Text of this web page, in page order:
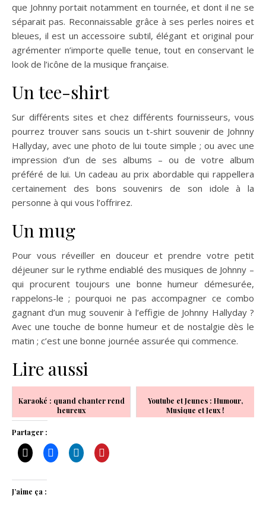
que Johnny portait notamment en tournée, et dont il ne se
séparait pas. Reconnaissable grâce à ses perles noires et
bleues, il est un accessoire subtil, élégant et original pour
agrémenter n’importe quelle tenue, tout en conservant le
look de l’icône de la musique française.
Un tee-shirt
Sur différents sites et chez différents fournisseurs, vous
pourrez trouver sans soucis un t-shirt souvenir de Johnny
Hallyday, avec une photo de lui toute simple ; ou avec une
impression d’un de ses albums – ou de votre album
préféré de lui. Un cadeau au prix abordable qui rappellera
certainement des bons souvenirs de son idole à la
personne à qui vous l’offrirez.
Un mug
Pour vous réveiller en douceur et prendre votre petit
déjeuner sur le rythme endiablé des musiques de Johnny –
qui procurent toujours une bonne humeur démesurée,
rappelons-le ; pourquoi ne pas accompagner ce combo
gagnant d’un mug souvenir à l’effigie de Johnny Hallyday ?
Avec une touche de bonne humeur et de nostalgie dès le
matin ; c’est une bonne journée assurée qui commence.
Lire aussi
Karaoké : quand chanter rend
heureux
Youtube et Jeunes : Humour,
Musique et Jeux !
Partager :
J’aime ça :